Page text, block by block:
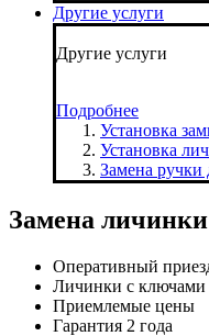
Другие услуги
Другие услуги
Подробнее
Установка
Установка
Замена ручки
Замена
Оперативный
Личинки с ключами
Приемлемые цены
Гарантия 2 года